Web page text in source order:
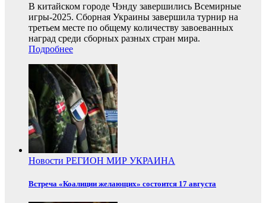
В китайском городе Чэнду завершились Всемирные
игры-2025. Сборная Украины завершила турнир на
третьем месте по общему количеству завоеванных
наград среди сборных разных стран мира.
Подробнее
Новости РЕГИОН МИР УКРАИНА
Встреча «Коалиции желающих» состоится 17 августа